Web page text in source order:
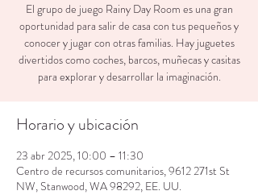
El grupo de juego Rainy Day Room es una gran
oportunidad para salir de casa con tus pequeños y
conocer y jugar con otras familias. Hay juguetes
divertidos como coches, barcos, muñecas y casitas
para explorar y desarrollar la imaginación.
Horario y ubicación
23 abr 2025, 10:00 – 11:30
Centro de recursos comunitarios, 9612 271st St
NW, Stanwood, WA 98292, EE. UU.